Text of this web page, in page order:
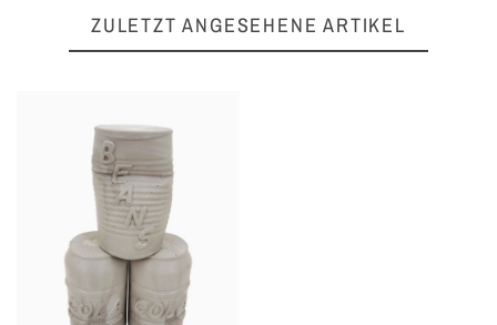
ZULETZT ANGESEHENE ARTIKEL